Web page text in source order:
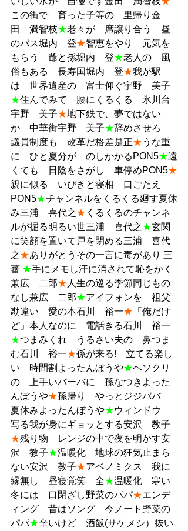
この街で　育った子等の　里帰り金
田　満智枝★老々が　席譲り合う　昼
のバス堀内　登★智恵をやり　元気を
もらう　爺と孫堀内　登★老人の　風
俗もある　長寿国堀内　登★我が駅
は　世界遺産の　富士仰ぐ宇野　美子
★住んでみて　腰にくるくる　氷川台
宇野　美子★地下鉄で、夢ではない
か　中華街宇野　美子★辞めさせろ
議員制度も　改革だ格差是正★ うな重
に　ひと夏分が　のしかかるPON5★遠
くても　日陰をさがし　車停めPON5★
親に似る　いびきと寝相　口ごたえ
PON5★チャンネルをくるくる廻す夏休
み三浦　喜代之★ くるくるのチャンネ
ルが掘る明るい世三浦　喜代之★玄関
に笑顔を置いて戸を閉める三浦　喜代
之★ありがとうその一言に毒があり 三
蕃 ★手にメモし汗に消されて恥をかく
兼広　二郎★ 人生の巡る季節同じもの
なし兼広　二郎★アイフォンを　祖父
勘違い　愛の本石川　裕一★ 「俺だけ
ど」本人なのに　電話きる石川　裕一
★つまみくれ　うるさい夫の　鼻つま
む石川　裕一★孫が来る!　立てる楽し
い　時間割よったんぼうや★ヘソクリ
の　上手いバーバに　孫なつきよった
んぼうや★孫帰り　やっとジジババ
夏休みよったんぼうや★ウィンドウ
写る我が身にギョッとする安沢　教子
★残り物　レンジの中で夜を明かす安
沢　教子★温暖化　地球の狂気止まら
ない安沢　教子★アベノミクス　我に
縁無し　昼寝覚笑　全★温暖化　寒い
冬には　口閉ざし野菜のパパ★エンデ
ィング　昔はソング　今ノート野菜の
パパ★辛いけど　酒飯(サケメシ）抜い